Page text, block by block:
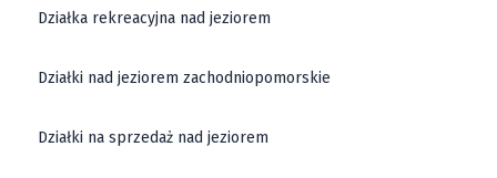
Działka rekreacyjna nad jeziorem
Działki nad jeziorem zachodniopomorskie
Działki na sprzedaż nad jeziorem